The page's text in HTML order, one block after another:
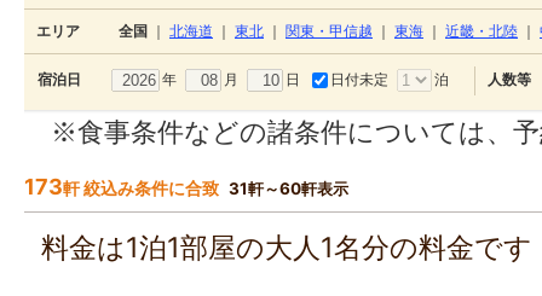
エリア 全国 北海道 東北 関東・甲信越 東海 近畿・北陸
宿泊日 年 月 日 日付未定 泊 人数等
※食事条件などの諸条件については、
173軒 絞込み条件に合致 31軒～60軒表示
料金は1泊1部屋の大人1名分の料金で